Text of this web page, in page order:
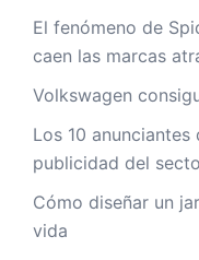
El fenómeno de
caen las marcas
Volkswagen
Los 10
publicidad del
Cómo diseñar un
vida